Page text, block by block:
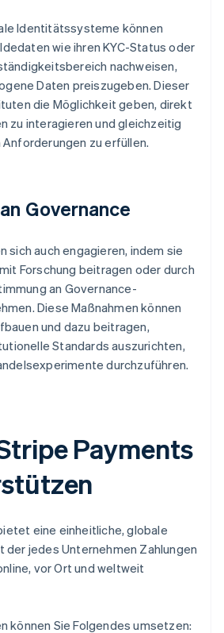
Identitätssysteme können
wie ihren KYC-Status oder
nachweisen,
Daten preiszugeben. Dieser
die Möglichkeit geben, direkt
zu interagieren und gleichzeitig
zu erfüllen.
Governance
sich auch engagieren, indem sie
Forschung beitragen oder durch
an Governance-
Diese Maßnahmen können
und dazu beitragen,
Standards auszurichten,
durchzuführen.
Payments
eine einheitliche, globale
der jedes Unternehmen Zahlungen
vor Ort und weltweit
können Sie Folgendes umsetzen: